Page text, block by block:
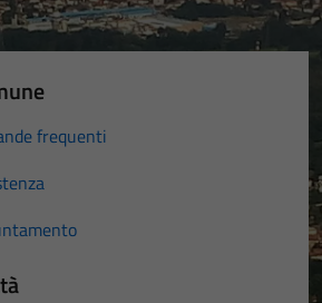
frequenti